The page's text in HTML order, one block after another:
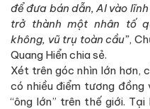
để đưa bán dẫn, AI vào
trở thành một nhân tố
không, vũ trụ toàn cầu”,
Quang Hiển chia sẻ.
Xét trên góc nhìn lớn hơn,
có nhiều điểm tương
“ông lớn” trên thế giới.